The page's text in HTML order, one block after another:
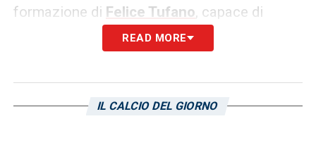
formazione di Felice Tufano, capace di
scacciare i fantasmi di inizio stagione e
trarre il meglio dalla pausa dovuta
un pareggio nelle prime tre partite, poi la
READ MORE
IL CALCIO DEL GIORNO